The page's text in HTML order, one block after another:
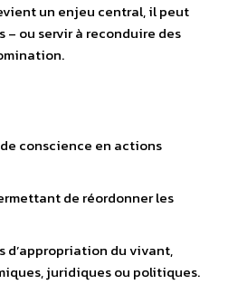
un enjeu central, il peut
ou servir à reconduire des
conscience en actions
de réordonner les
d’appropriation du vivant,
juridiques ou politiques.